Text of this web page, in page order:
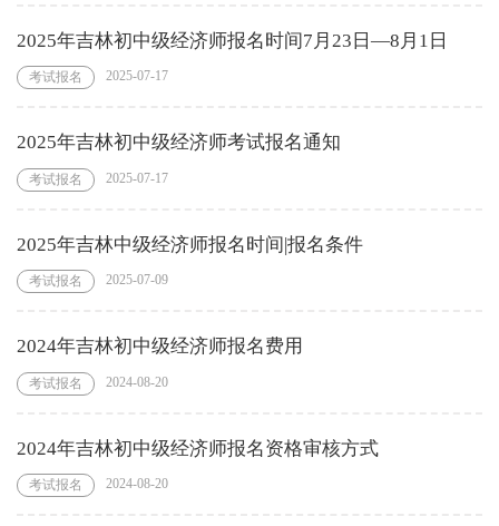
2025年吉林初中级经济师报名时间7月23日—8月1日
考试报名 2025-07-17
2025年吉林初中级经济师考试报名通知
考试报名 2025-07-17
2025年吉林中级经济师报名时间|报名条件
考试报名 2025-07-09
2024年吉林初中级经济师报名费用
考试报名 2024-08-20
2024年吉林初中级经济师报名资格审核方式
考试报名 2024-08-20